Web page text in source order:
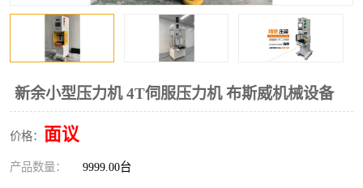
新余小型压力机 4T伺服压力机 布斯威机械设备
价格： 面议
产品数量： 9999.00台